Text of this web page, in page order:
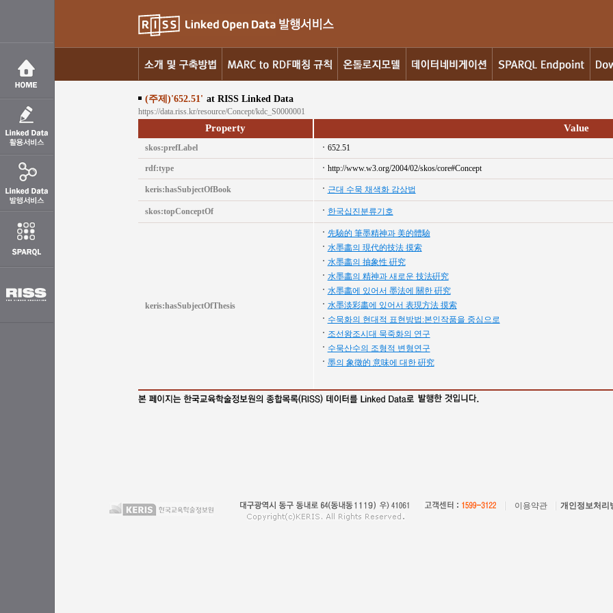
(주제)'652.51' at RISS Linked Data
https://data.riss.kr/resource/Concept/kdc_S0000001
Property Value
skos:prefLabel 652.51
rdf:type http://www.w3.org/2004/02/skos/core#Concept
keris:hasSubjectOfBook 근대 수묵 채색화 감상법
skos:topConceptOf 한국십진분류기호
keris:hasSubjectOfThesis
先驗的 筆墨精神과 美的體驗
水墨畵의 現代的技法 摸索
水墨畵의 抽象性 硏究
水墨畵의 精神과 새로운 技法硏究
水墨畵에 있어서 墨法에 關한 硏究
水墨淡彩畵에 있어서 表現方法 摸索
수묵화의 현대적 표현방법:본인작품을 중심으로
조선왕조시대 묵죽화의 연구
수묵산수의 조형적 변형연구
墨의 象徵的 意味에 대한 硏究
이용약관 개인정보처리